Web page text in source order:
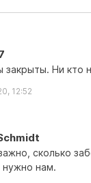
закрыты. Ни кто
12:52
сколько
нужно нам.